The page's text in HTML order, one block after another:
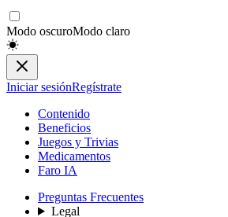
Modo oscuroModo claro
Iniciar sesiónRegístrate
Contenido
Beneficios
Juegos y Trivias
Medicamentos
Faro IA
Preguntas Frecuentes
Legal